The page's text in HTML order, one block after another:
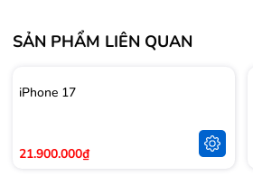
SẢN PHẨM LIÊN QUAN
iPhone 17
21.900.000₫